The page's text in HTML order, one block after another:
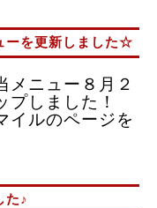
ーを更新しました☆
メニュー８月２
プしました！
イルのページを
た♪